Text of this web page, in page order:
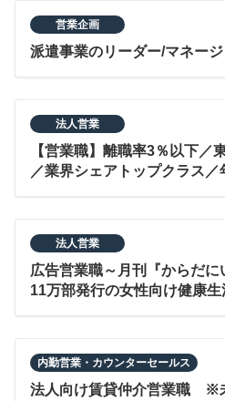
営業企画
派遣事業のリーダー/マネー
法人営業
【営業職】離職率3％以下／
／業界シェアトップクラス／
法人営業
広告営業職～月刊『からだに
11万部発行の女性向け健康生
内勤営業・カウンターセールス
法人向け賃貸仲介営業職 ※